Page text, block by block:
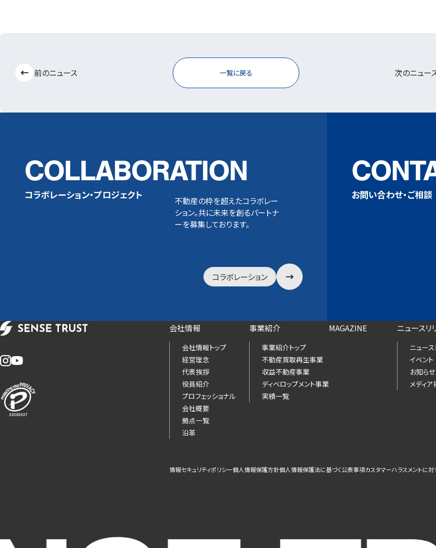
前のニュース 一覧に戻る 次のニュー
COLLABORATION
コラボレーション・プロジェクト
不動産の枠を超えたコラボレー
ション。共に未来を創るパートナ
ーを募集しております。
コラボレーション
お問い合わせ・ご相談
会社情報
会社情報トップ
経営理念
代表挨拶
役員紹介
プロフェッショナル
会社概要
拠点一覧
沿革
事業紹介
事業紹介トップ
不動産買取再生事業
収益不動産事業
ディベロップメント事業
実績一覧
MAGAZINE ニュースリ
ニュース
イベント
お知らせ
メディ
情報セキュリティポリシー個人情報保護方針個人情報保護法に基づく公表事項カスタマーハラスメントに